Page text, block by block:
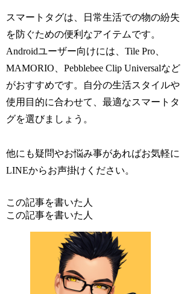
スマートタグは、日常生活での物の紛失
を防ぐための便利なアイテムです。
Androidユーザー向けには、Tile Pro、
MAMORIO、Pebblebee Clip Universalなど
がおすすめです。自分の生活スタイルや
使用目的に合わせて、最適なスマートタ
グを選びましょう。
他にも疑問やお悩み事があればお気軽に
LINEからお声掛けください。
この記事を書いた人
この記事を書いた人